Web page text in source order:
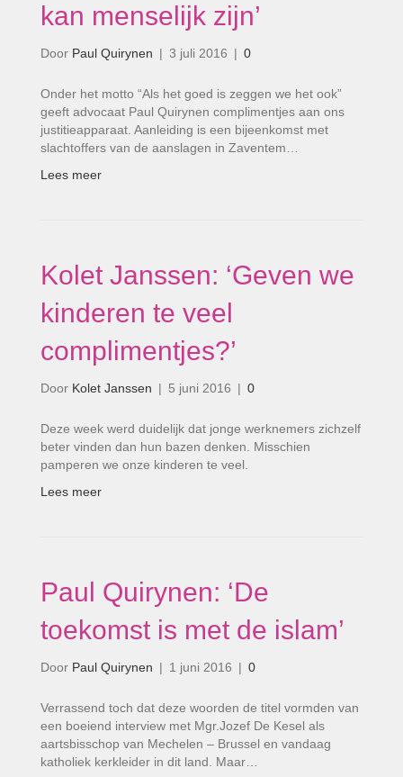
kan menselijk zijn’
Door Paul Quirynen | 3 juli 2016 | 0
Onder het motto “Als het goed is zeggen we het ook”
geeft advocaat Paul Quirynen complimentjes aan ons
justitieapparaat. Aanleiding is een bijeenkomst met
slachtoffers van de aanslagen in Zaventem…
Lees meer
Kolet Janssen: ‘Geven we
kinderen te veel
complimentjes?’
Door Kolet Janssen | 5 juni 2016 | 0
Deze week werd duidelijk dat jonge werknemers zichzelf
beter vinden dan hun bazen denken. Misschien
pamperen we onze kinderen te veel.
Lees meer
Paul Quirynen: ‘De
toekomst is met de islam’
Door Paul Quirynen | 1 juni 2016 | 0
Verrassend toch dat deze woorden de titel vormden van
een boeiend interview met Mgr.Jozef De Kesel als
aartsbisschop van Mechelen – Brussel en vandaag
katholiek kerkleider in dit land. Maar…